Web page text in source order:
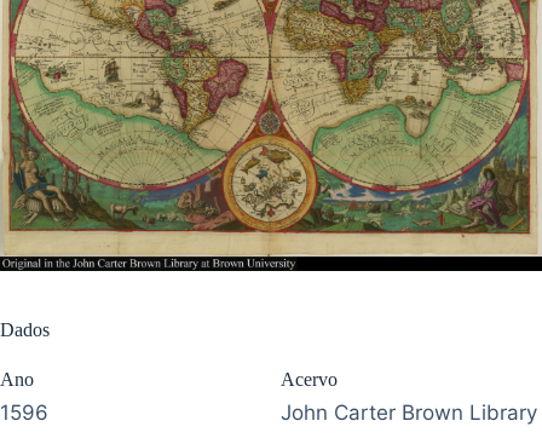
Dados
Ano
1596
Acervo
John Carter Brown Library